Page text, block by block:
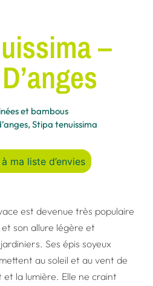
–
et bambous
, Stipa tenuissima
ma liste d’envies
est devenue très populaire
son allure légère et
Ses épis soyeux
au soleil et au vent de
la lumière. Elle ne craint